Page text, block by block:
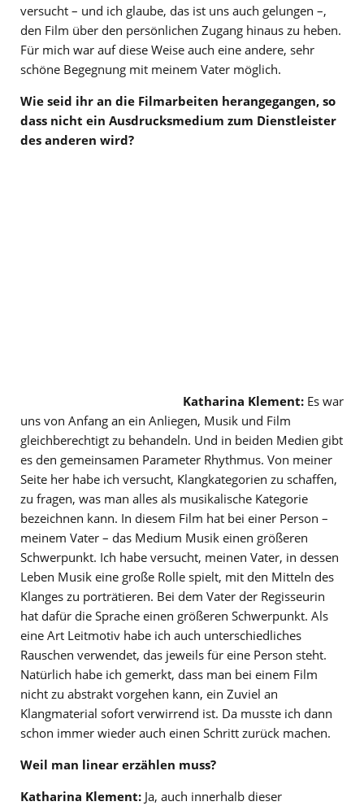
versucht – und ich glaube, das ist uns auch gelungen –,
den Film über den persönlichen Zugang hinaus zu heben.
Für mich war auf diese Weise auch eine andere, sehr
schöne Begegnung mit meinem Vater möglich.
Wie seid ihr an die Filmarbeiten herangegangen, so
dass nicht ein Ausdrucksmedium zum Dienstleister
des anderen wird?
Katharina Klement: Es war
uns von Anfang an ein Anliegen, Musik und Film
gleichberechtigt zu behandeln. Und in beiden Medien gibt
es den gemeinsamen Parameter Rhythmus. Von meiner
Seite her habe ich versucht, Klangkategorien zu schaffen,
zu fragen, was man alles als musikalische Kategorie
bezeichnen kann. In diesem Film hat bei einer Person –
meinem Vater – das Medium Musik einen größeren
Schwerpunkt. Ich habe versucht, meinen Vater, in dessen
Leben Musik eine große Rolle spielt, mit den Mitteln des
Klanges zu porträtieren. Bei dem Vater der Regisseurin
hat dafür die Sprache einen größeren Schwerpunkt. Als
eine Art Leitmotiv habe ich auch unterschiedliches
Rauschen verwendet, das jeweils für eine Person steht.
Natürlich habe ich gemerkt, dass man bei einem Film
nicht zu abstrakt vorgehen kann, ein Zuviel an
Klangmaterial sofort verwirrend ist. Da musste ich dann
schon immer wieder auch einen Schritt zurück machen.
Weil man linear erzählen muss?
Katharina Klement: Ja, auch innerhalb dieser